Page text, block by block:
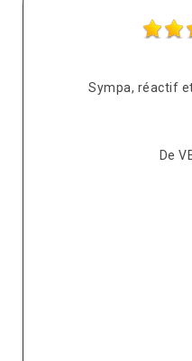
Sympa, réactif
De